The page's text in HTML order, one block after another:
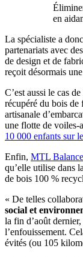
en
La spécialiste a
partenariats avec
de design et de
reçoit désormais
C’est aussi le cas
récupéré du bois de
artisanale
une flotte de voiles-
10 000 enfants sur
Enfin, MTL
qu’elle utilise dans
de bois 100 %
« De telles
social et
la fin d’août
l’enfouissement.
évités (ou 105